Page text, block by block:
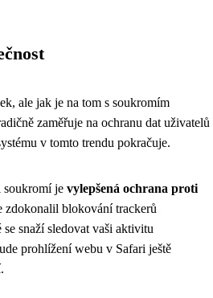
ale jak je na tom s soukromím
zaměřuje na ochranu dat uživatelů
v tomto trendu pokračuje.
je vylepšená ochrana proti
zdokonalil blokování trackerů
snaží sledovat vaši aktivitu
prohlížení webu v Safari ještě